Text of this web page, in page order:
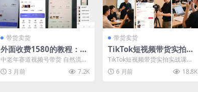
带货卖货
外面收费1580的教程：4
月中老年赛道视频号带
货，自然流玩法一周内可
以出效果
中老年赛道视频号带货 自然流玩
法一周内可以出效果 需要翻墙
+配音工具（一个月30...
3 月前 7.2K
带货卖货
TikTok短视频带货实拍实
战课程，手把手带你从零
起步，助你快速出单，突
破瓶颈
TikTok短视频带货实拍实战课
程，手把手带你从零起步，助你
快速出单，突破瓶颈 ...
6 月前 18.8K